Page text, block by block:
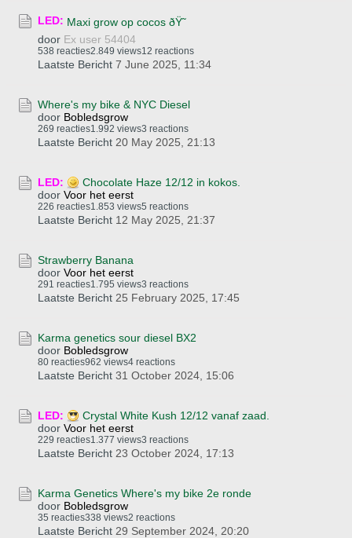
LED: Maxi grow op cocos ðŸ˜
door Ex user 54404
538 reacties2.849 views12 reactions
Laatste Bericht 7 June 2025, 11:34
Where's my bike & NYC Diesel
door Bobledsgrow
269 reacties1.992 views3 reactions
Laatste Bericht 20 May 2025, 21:13
LED:
Chocolate Haze 12/12 in kokos.
door Voor het eerst
226 reacties1.853 views5 reactions
Laatste Bericht 12 May 2025, 21:37
Strawberry Banana
door Voor het eerst
291 reacties1.795 views3 reactions
Laatste Bericht 25 February 2025, 17:45
Karma genetics sour diesel BX2
door Bobledsgrow
80 reacties962 views4 reactions
Laatste Bericht 31 October 2024, 15:06
LED:
Crystal White Kush 12/12 vanaf zaad.
door Voor het eerst
229 reacties1.377 views3 reactions
Laatste Bericht 23 October 2024, 17:13
Karma Genetics Where's my bike 2e ronde
door Bobledsgrow
35 reacties338 views2 reactions
Laatste Bericht 29 September 2024, 20:20